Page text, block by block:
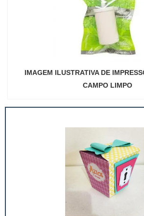
IMAGEM ILUSTRATIVA DE
CAMPO LIMPO